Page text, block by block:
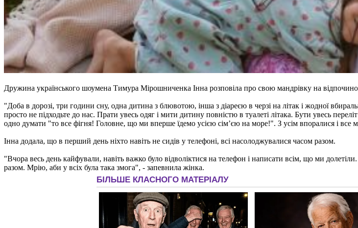
Дружина українського шоумена Тимура Мірошниченка Інна розповіла про свою мандрівку на
"Доба в дорозі, три години сну, одна дитина з блювотою, інша з діареєю в черзі на літак і жодної
просто не підходьте до нас. Прати увесь одяг і мити дитину повністю в туалеті літака. Бути увесь
одно думати "то все фігня! Головне, що ми вперше їдемо усією сім’єю на море!". З усім впоралися і
Інна додала, що в перший день ніхто навіть не сидів у телефоні, всі насолоджувалися часом разом.
"Вчора весь день кайфували, навіть важко було відволіктися на телефон і написати всім, що ми
разом. Мрію, аби у всіх була така змога", - запевнила жінка.